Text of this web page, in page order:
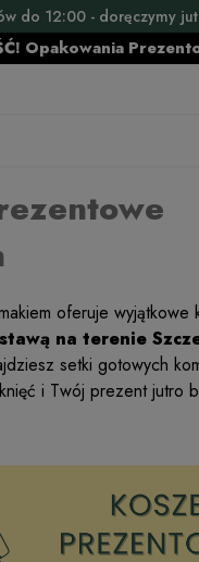
do 12:00 - doręczymy
Opakowania
oferuje wyjątkowe
na terenie
setki gotowych
i Twój prezent jutro